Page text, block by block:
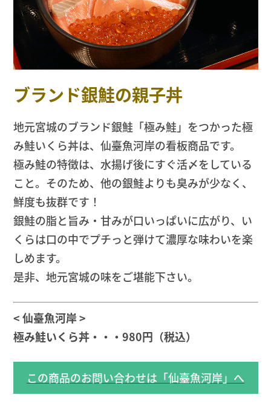
ブランド銀鮭の親子丼
地元宮城のブランド銀鮭「極み鮭」をつかった極
み鮭いくら丼は、仙臺魚河岸の看板商品です。
極み鮭の特徴は、水揚げ後にすぐ活〆をしている
こと。そのため、他の銀鮭よりも臭みが少なく、
鮮度も抜群です！
銀鮭の脂と旨み・甘みが口いっぱいに広がり、い
くらは口の中でプチっと弾けて濃厚な味わいを楽
しめます。
是非、地元宮城の味をご堪能下さい。
< 仙臺魚河岸 >
極み鮭いくら丼・・・980円（税込）
この商品のお問い合わせは「仙臺魚河岸」へ